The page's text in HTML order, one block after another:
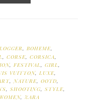
, BOHEME,
, CORSE, CORSICA,
, FESTIVAL, GIRL,
VUITTON, LUXE,
,NATURE, OOTD,
, SHOOTING, STYLE,
WOMEN,ZARA